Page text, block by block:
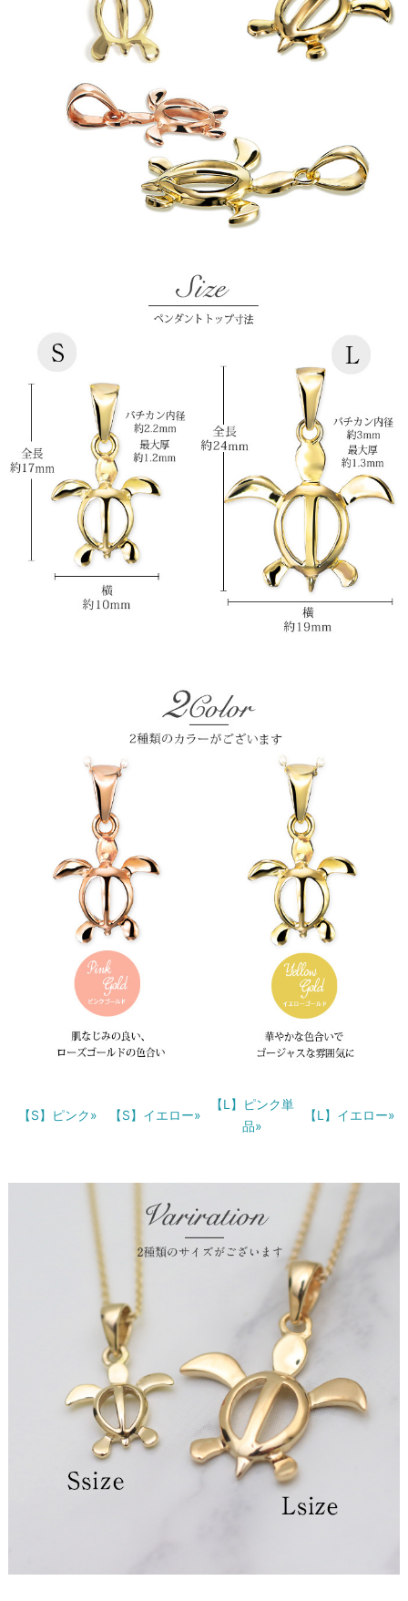
【S】ピンク» 【S】イエロー»
【L】ピンク単
品»
【L】イエロー»